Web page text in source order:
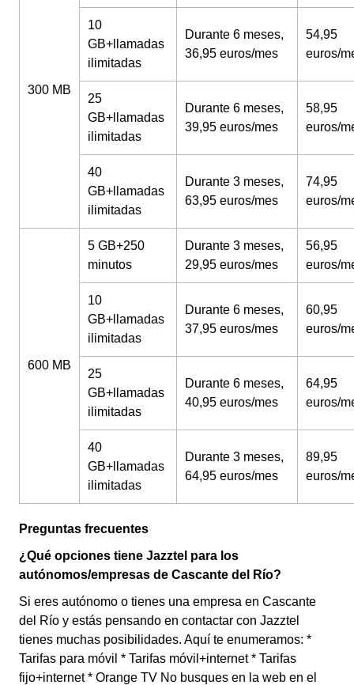
300 MB
10
GB+llamadas
ilimitadas
Durante 6 meses,
36,95 euros/mes
54,95
euros/
25
GB+llamadas
ilimitadas
Durante 6 meses,
39,95 euros/mes
58,95
euros/
40
GB+llamadas
ilimitadas
Durante 3 meses,
63,95 euros/mes
74,95
euros/
600 MB
5 GB+250
minutos
Durante 3 meses,
29,95 euros/mes
56,95
euros/
10
GB+llamadas
ilimitadas
Durante 6 meses,
37,95 euros/mes
60,95
euros/
25
GB+llamadas
ilimitadas
Durante 6 meses,
40,95 euros/mes
64,95
euros/
40
GB+llamadas
ilimitadas
Durante 3 meses,
64,95 euros/mes
89,95
euros/
Preguntas frecuentes
¿Qué opciones tiene Jazztel para los
autónomos/empresas de Cascante del Río?
Si eres autónomo o tienes una empresa en Cascante
del Río y estás pensando en contactar con Jazztel
tienes muchas posibilidades. Aquí te enumeramos: *
Tarifas para móvil * Tarifas móvil+internet * Tarifas
fijo+internet * Orange TV No busques en la web en el